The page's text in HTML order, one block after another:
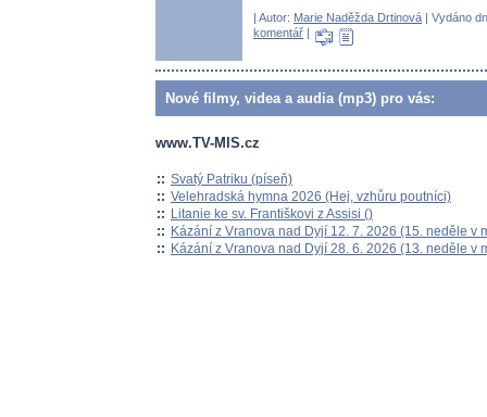
| Autor: Marie Naděžda Drtinová | Vydáno
komentář |
Nové filmy, videa a audia (mp3) pro vás:
www.TV-MIS.cz
:: Svatý Patriku (píseň)
:: Velehradská hymna 2026 (Hej, vzhůru poutníci)
:: Litanie ke sv. Františkovi z Assisi ()
:: Kázání z Vranova nad Dyjí 12. 7. 2026 (15. neděle v
:: Kázání z Vranova nad Dyjí 28. 6. 2026 (13. neděle v